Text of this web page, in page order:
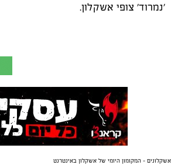
'נמרוד' צופי אשקלון.
אשקלונים - המקומון היומי של אשקלון באינטרנט